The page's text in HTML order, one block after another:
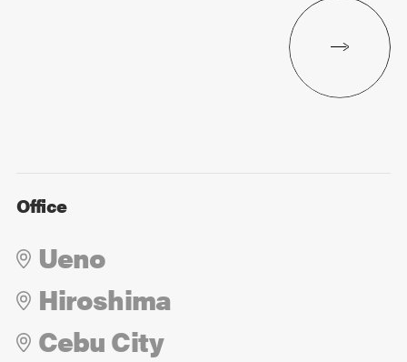
Office
Ueno
Hiroshima
Cebu City